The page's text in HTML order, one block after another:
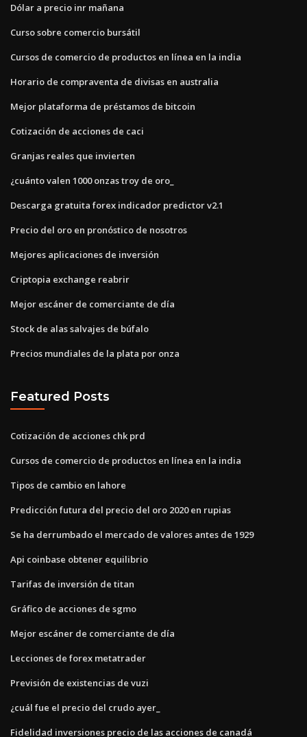
Dólar a precio inr mañana
Curso sobre comercio bursátil
Cursos de comercio de productos en línea en la india
Horario de compraventa de divisas en australia
Mejor plataforma de préstamos de bitcoin
Cotización de acciones de caci
Granjas reales que invierten
¿cuánto valen 1000 onzas troy de oro_
Descarga gratuita forex indicador predictor v2.1
Precio del oro en pronóstico de nosotros
Mejores aplicaciones de inversión
Criptopia exchange reabrir
Mejor escáner de comerciante de día
Stock de alas salvajes de búfalo
Precios mundiales de la plata por onza
Featured Posts
Cotización de acciones chk prd
Cursos de comercio de productos en línea en la india
Tipos de cambio en lahore
Predicción futura del precio del oro 2020 en rupias
Se ha derrumbado el mercado de valores antes de 1929
Api coinbase obtener equilibrio
Tarifas de inversión de titan
Gráfico de acciones de sgmo
Mejor escáner de comerciante de día
Lecciones de forex metatrader
Previsión de existencias de vuzi
¿cuál fue el precio del crudo ayer_
Fidelidad inversiones precio de las acciones de canadá